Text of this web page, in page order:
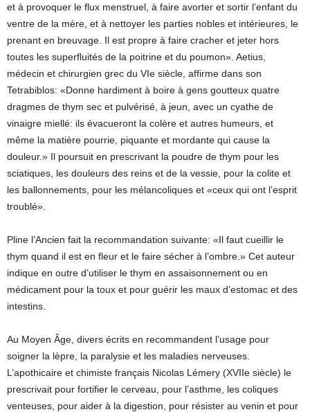
et à provoquer le flux menstruel, à faire avorter et sortir l’enfant du
ventre de la mère, et à nettoyer les parties nobles et intérieures, le
prenant en breuvage. Il est propre à faire cracher et jeter hors
toutes les superfluités de la poitrine et du poumon». Aetius,
médecin et chirurgien grec du VIe siècle, affirme dans son
Tetrabiblos: «Donne hardiment à boire à gens goutteux quatre
dragmes de thym sec et pulvérisé, à jeun, avec un cyathe de
vinaigre miellé: ils évacueront la colère et autres humeurs, et
même la matière pourrie, piquante et mordante qui cause la
douleur.» Il poursuit en prescrivant la poudre de thym pour les
sciatiques, les douleurs des reins et de la vessie, pour la colite et
les ballonnements, pour les mélancoliques et «ceux qui ont l’esprit
troublé».
Pline l’Ancien fait la recommandation suivante: «Il faut cueillir le
thym quand il est en fleur et le faire sécher à l’ombre.» Cet auteur
indique en outre d’utiliser le thym en assaisonnement ou en
médicament pour la toux et pour guérir les maux d’estomac et des
intestins.
Au Moyen Âge, divers écrits en recommandent l’usage pour
soigner la lèpre, la paralysie et les maladies nerveuses.
L’apothicaire et chimiste français Nicolas Lémery (XVIIe siècle) le
prescrivait pour fortifier le cerveau, pour l’asthme, les coliques
venteuses, pour aider à la digestion, pour résister au venin et pour